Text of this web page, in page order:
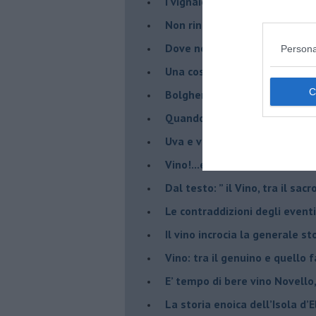
​Non rinnego mai la storia.
​Dove non c’è cultura enoica,
​Una cosa è parlare di vino,
Bolgheri enoica sorprende:
​Quando parli di vino non
Uva e vino all’Isola del
​Vino!...e bevanda
​Dal testo: ” il Vino, tra il
Le contraddizioni degli
​Il vino incrocia la generale
Vino: tra il genuino e quello
E’ tempo di bere vino
La storia enoica dell’Isola